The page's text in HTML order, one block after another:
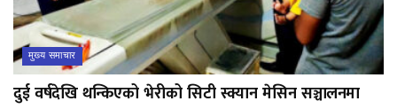
मुख्य समाचार
दुई वर्षदेखि थन्किएको भेरीको सिटी स्क्यान मेसिन सञ्चालनमा